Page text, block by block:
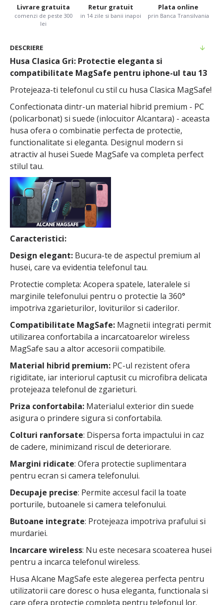
Livrare gratuita
comenzi de peste 300
lei
Retur gratuit
in 14 zile si banii inapoi
Plata online
prin Banca Transilvania
DESCRIERE
Husa Clasica Gri: Protectie eleganta si
compatibilitate MagSafe pentru iphone-ul tau 13
Protejeaza-ti telefonul cu stil cu husa Clasica MagSafe!
Confectionata dintr-un material hibrid premium - PC
(policarbonat) si suede (inlocuitor Alcantara) - aceasta
husa ofera o combinatie perfecta de protectie,
functionalitate si eleganta. Designul modern si
atractiv al husei Suede MagSafe va completa perfect
stilul tau.
Caracteristici:
Design elegant: Bucura-te de aspectul premium al
husei, care va evidentia telefonul tau.
Protectie completa: Acopera spatele, lateralele si
marginile telefonului pentru o protectie la 360°
impotriva zgarieturilor, loviturilor si caderilor.
Compatibilitate MagSafe: Magnetii integrati permit
utilizarea confortabila a incarcatoarelor wireless
MagSafe sau a altor accesorii compatibile.
Material hibrid premium: PC-ul rezistent ofera
rigiditate, iar interiorul captusit cu microfibra delicata
protejeaza telefonul de zgarieturi.
Priza confortabila: Materialul exterior din suede
asigura o prindere sigura si confortabila.
Colturi ranforsate: Dispersa forta impactului in caz
de cadere, minimizand riscul de deteriorare.
Margini ridicate: Ofera protectie suplimentara
pentru ecran si camera telefonului.
Decupaje precise: Permite accesul facil la toate
porturile, butoanele si camera telefonului.
Butoane integrate: Protejeaza impotriva prafului si
murdariei.
Incarcare wireless: Nu este necesara scoaterea husei
pentru a incarca telefonul wireless.
Husa Alcane MagSafe este alegerea perfecta pentru
utilizatorii care doresc o husa eleganta, functionala si
care ofera protectie completa pentru telefonul lor.